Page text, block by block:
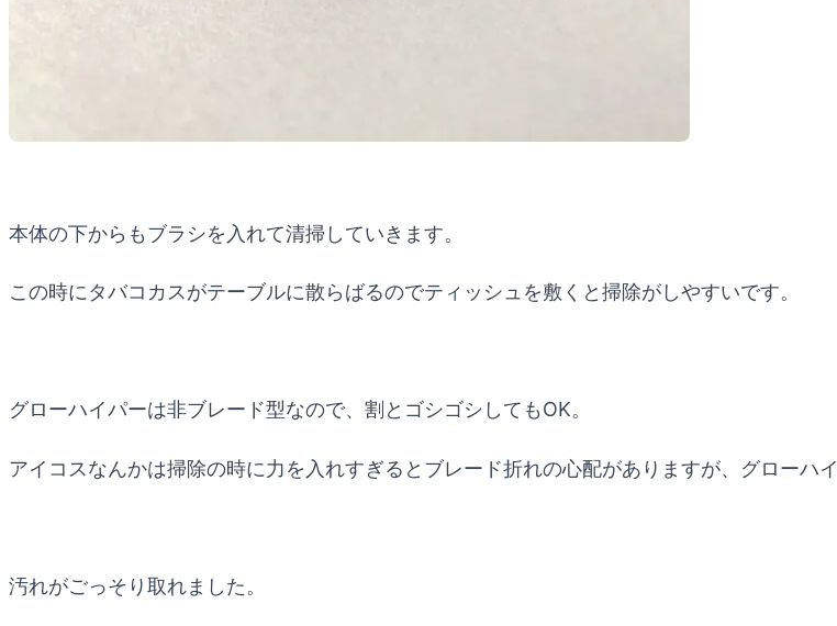
本体の下からもブラシを入れて清掃していきます。
この時にタバコカスがテーブルに散らばるのでティッシュを敷くと掃除がしやすいです。
グローハイパーは非ブレード型なので、割とゴシゴシしてもOK。
アイコスなんかは掃除の時に力を入れすぎるとブレード折れの心配がありますが、グローハ
汚れがごっそり取れました。